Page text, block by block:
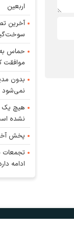
اربعین
آخرین
حماس
موافقت
بدون
نمی‌شود
هیچ یک
نشده
پخش
تجمعات
ادامه